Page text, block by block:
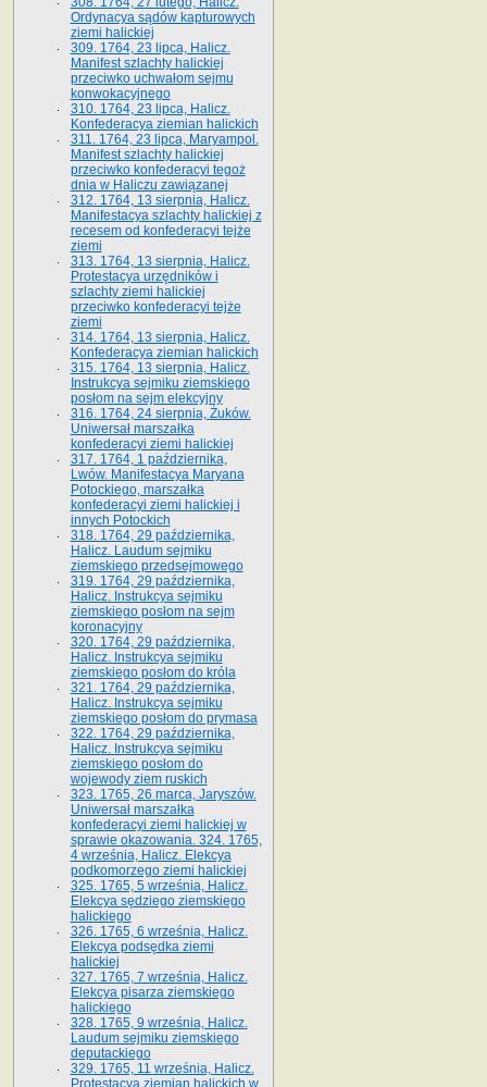
Ordynacya sądów kapturowych
ziemi halickiej
309. 1764, 23 lipca, Halicz.
Manifest szlachty halickiej
przeciwko uchwałom sejmu
konwokacyjnego
310. 1764, 23 lipca, Halicz.
Konfederacya ziemian halickich
311. 1764, 23 lipca, Maryampol.
Manifest szlachty halickiej
przeciwko konfederacyi tegoż
dnia w Haliczu zawiązanej
312. 1764, 13 sierpnia, Halicz.
Manifestacya szlachty halickiej z
recesem od konfederacyi tejże
ziemi
313. 1764, 13 sierpnia, Halicz.
Protestacya urzędników i
szlachty ziemi halickiej
przeciwko konfederacyi tejże
ziemi
314. 1764, 13 sierpnia, Halicz.
Konfederacya ziemian halickich
315. 1764, 13 sierpnia, Halicz.
Instrukcya sejmiku ziemskiego
posłom na sejm elekcyjny
316. 1764, 24 sierpnia, Żuków.
Uniwersał marszałka
konfederacyi ziemi halickiej
317. 1764, 1 października,
Lwów. Manifestacya Maryana
Potockiego, marszałka
konfederacyi ziemi halickiej i
innych Potockich
318. 1764, 29 października,
Halicz. Laudum sejmiku
ziemskiego przedsejmowego
319. 1764, 29 października,
Halicz. Instrukcya sejmiku
ziemskiego posłom na sejm
koronacyjny
320. 1764, 29 października,
Halicz. Instrukcya sejmiku
ziemskiego posłom do króla
321. 1764, 29 października,
Halicz. Instrukcya sejmiku
ziemskiego posłom do prymasa
322. 1764, 29 października,
Halicz. Instrukcya sejmiku
ziemskiego posłom do
wojewody ziem ruskich
323. 1765, 26 marca, Jaryszów.
Uniwersał marszałka
konfederacyi ziemi halickiej w
sprawie okazowania. 324. 1765,
4 września, Halicz. Elekcya
podkomorzego ziemi halickiej
325. 1765, 5 września, Halicz.
Elekcya sędziego ziemskiego
halickiego
326. 1765, 6 września, Halicz.
Elekcya podsędka ziemi
halickiej
327. 1765, 7 września, Halicz.
Elekcya pisarza ziemskiego
halickiego
328. 1765, 9 września, Halicz.
Laudum sejmiku ziemskiego
deputackiego
329. 1765, 11 września, Halicz.
Protestacya ziemian halickich w